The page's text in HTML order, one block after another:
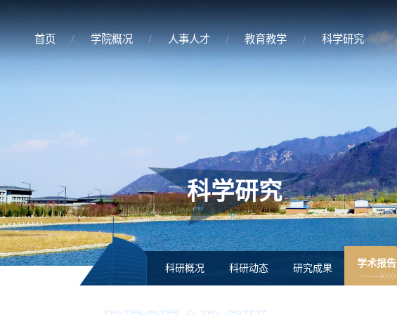
首页 学院概况 人事人才 教育教学 科学研究
科学研究
科研概况 科研动态 研究成果 学术报告